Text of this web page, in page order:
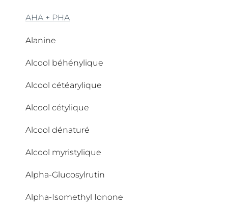
AHA + PHA
Alanine
Alcool béhénylique
Alcool cétéarylique
Alcool cétylique
Alcool dénaturé
Alcool myristylique
Alpha-Glucosylrutin
Alpha-Isomethyl Ionone